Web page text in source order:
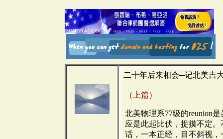
二十年后来相会─记北美吉
（上篇）
北美物理系77级的reunion
应是此起比伏，捉摸不定
话，一本正经，目不斜视，